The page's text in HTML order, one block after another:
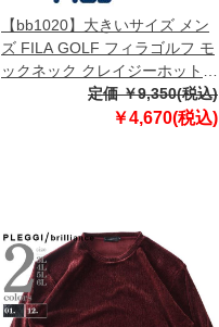
【bb1020】大きいサイズ メン
ズ FILA GOLF フィラゴルフ モ
ックネック クレイジーホットイ
ンナー ロング Tシャツ 保温 UV
カット ゴルフウェア 782923k
定価 ￥9,350(税込)
￥4,670(税込)